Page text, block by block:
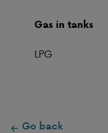
Gas in tanks
LPG
Go back